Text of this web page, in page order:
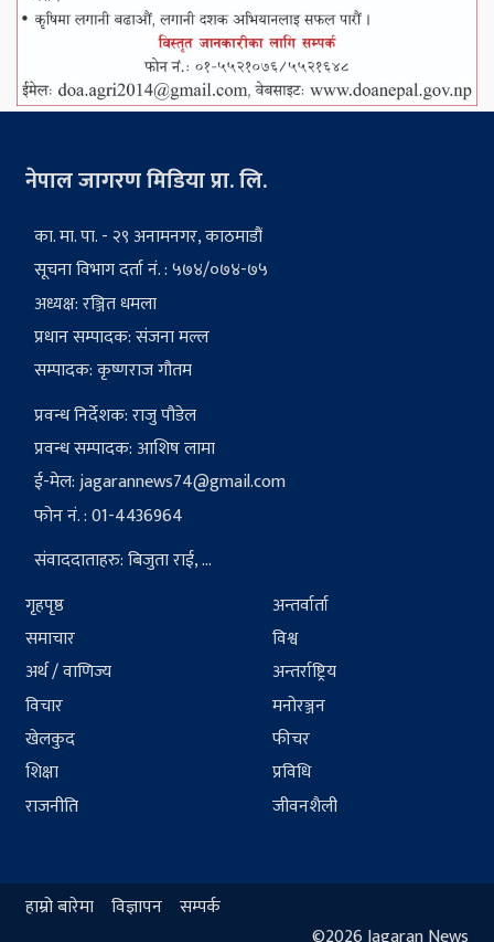
नेपाल जागरण मिडिया प्रा. लि.
का. मा. पा. - २९ अनामनगर, काठमाडौं
सूचना विभाग दर्ता नं. : ५७४/०७४-७५
अध्यक्ष: रञ्जित धमला
प्रधान सम्पादक: संजना मल्ल
सम्पादक: कृष्णराज गौतम
प्रवन्ध निर्देशक: राजु पौडेल
प्रवन्ध सम्पादक: आशिष लामा
ई-मेल:jagarannews74@gmail.com
फोन नं. : 01-4436964
संवाददाताहरु: बिजुता राई, ...
गृहपृष्ठ
समाचार
अर्थ / वाणिज्य
विचार
खेलकुद
शिक्षा
राजनीति
अन्तर्वार्ता
विश्व
अन्तर्राष्ट्रिय
मनोरञ्जन
फीचर
प्रविधि
जीवनशैली
हाम्रो बारेमा विज्ञापन सम्पर्क